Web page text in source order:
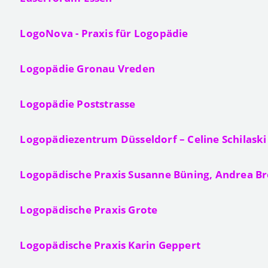
LogoNova - Praxis für Logopädie
Logopädie Gronau Vreden
Logopädie Poststrasse
Logopädiezentrum Düsseldorf – Celine Schilaski
Logopädische Praxis Susanne Büning, Andrea
Logopädische Praxis Grote
Logopädische Praxis Karin Geppert